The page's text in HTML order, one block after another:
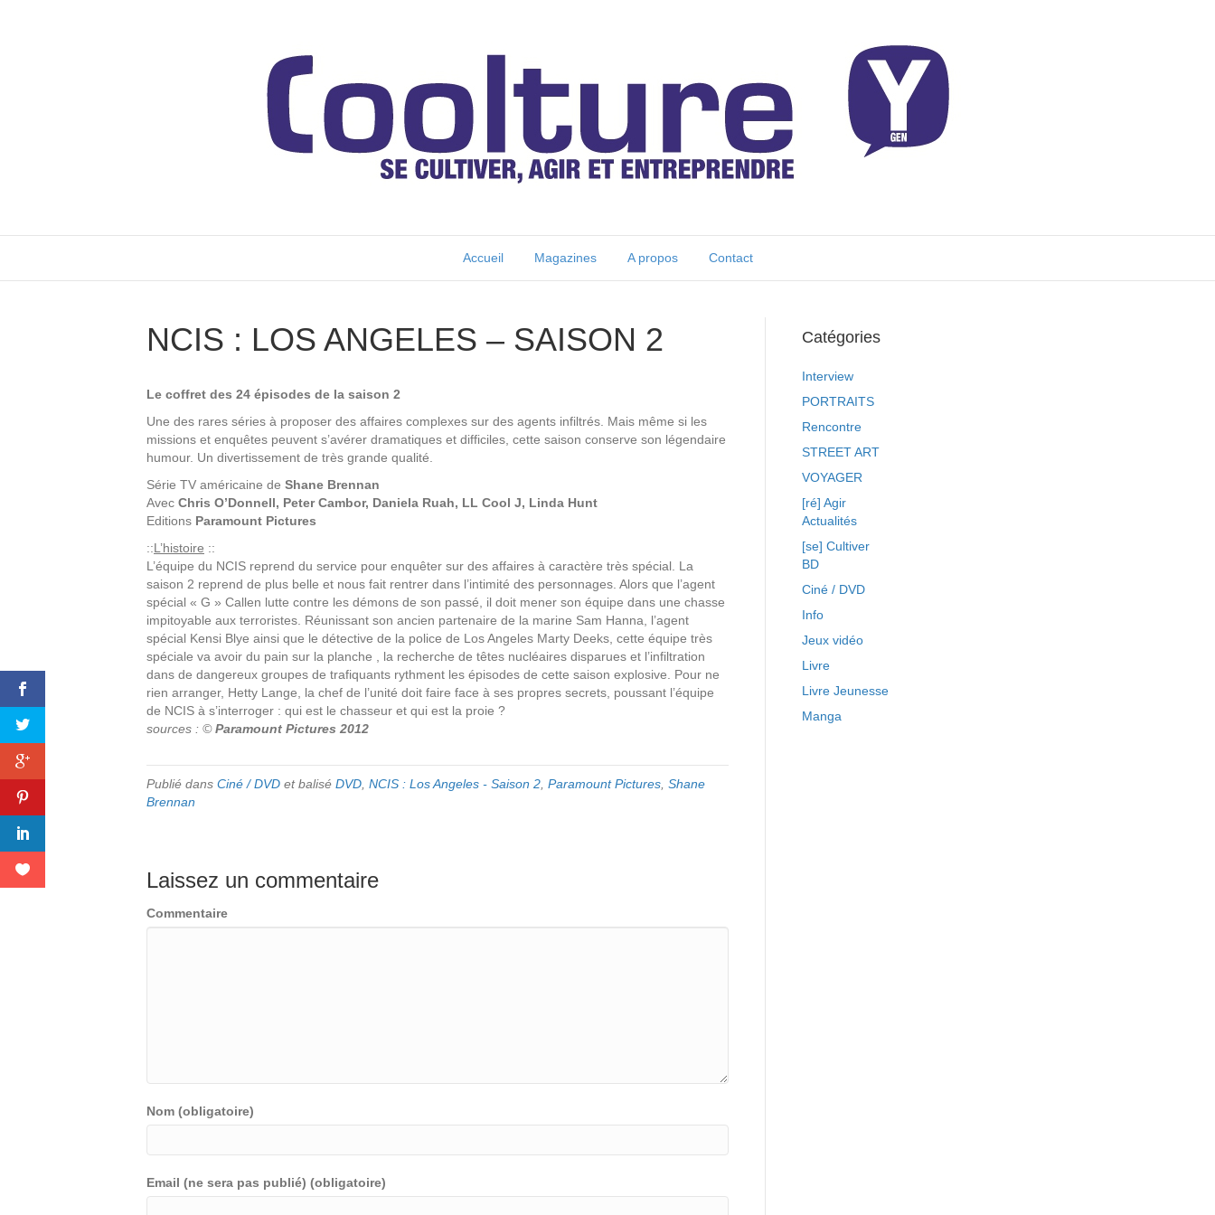
Accueil Magazines A propos Contact
NCIS : LOS ANGELES – SAISON 2
Le coffret des 24 épisodes de la saison 2
Une des rares séries à proposer des affaires complexes sur des agents infiltrés. Mais même si les
missions et enquêtes peuvent s’avérer dramatiques et difficiles, cette saison conserve son légendaire
humour. Un divertissement de très grande qualité.
Série TV américaine de Shane Brennan
Avec Chris O’Donnell, Peter Cambor, Daniela Ruah, LL Cool J, Linda Hunt
Editions Paramount Pictures
::L’histoire ::
L’équipe du NCIS reprend du service pour enquêter sur des affaires à caractère très spécial. La
saison 2 reprend de plus belle et nous fait rentrer dans l’intimité des personnages. Alors que l’agent
spécial « G » Callen lutte contre les démons de son passé, il doit mener son équipe dans une chasse
impitoyable aux terroristes. Réunissant son ancien partenaire de la marine Sam Hanna, l’agent
spécial Kensi Blye ainsi que le détective de la police de Los Angeles Marty Deeks, cette équipe très
spéciale va avoir du pain sur la planche , la recherche de têtes nucléaires disparues et l’infiltration
dans de dangereux groupes de trafiquants rythment les épisodes de cette saison explosive. Pour ne
rien arranger, Hetty Lange, la chef de l’unité doit faire face à ses propres secrets, poussant l’équipe
de NCIS à s’interroger : qui est le chasseur et qui est la proie ?
sources : ©Paramount Pictures 2012
Publié dans Ciné / DVD et balisé DVD NCIS : Los Angeles - Saison 2 Paramount Pictures Shane
Brennan
Laissez un commentaire
Commentaire
Nom (obligatoire)
Email (ne sera pas publié) (obligatoire)
Catégories
Interview
PORTRAITS
Rencontre
STREET ART
VOYAGER
[ré] Agir
Actualités
[se] Cultiver
BD
Ciné / DVD
Info
Jeux vidéo
Livre
Livre Jeunesse
Manga